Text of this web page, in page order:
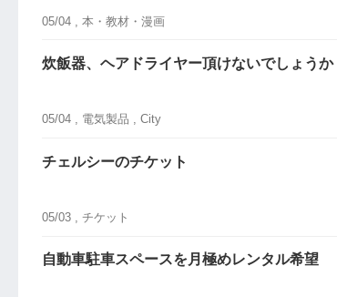
05/04 , 本・教材・漫画
炊飯器、ヘアドライヤー頂けないでしょうか
05/04 , 電気製品 , City
チェルシーのチケット
05/03 , チケット
自動車駐車スペースを月極めレンタル希望